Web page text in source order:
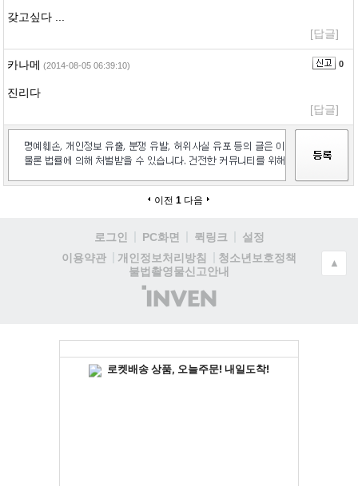
갖고싶다 ...
[답글]
카나메 (2014-08-05 06:39:10) 0
진리다
[답글]
이전 1 다음
로그인 PC화면 퀵링크
설정
이용약관
개인정보처리방침
청소년보호정책
불법촬영물신고안내
(주)
인
▲